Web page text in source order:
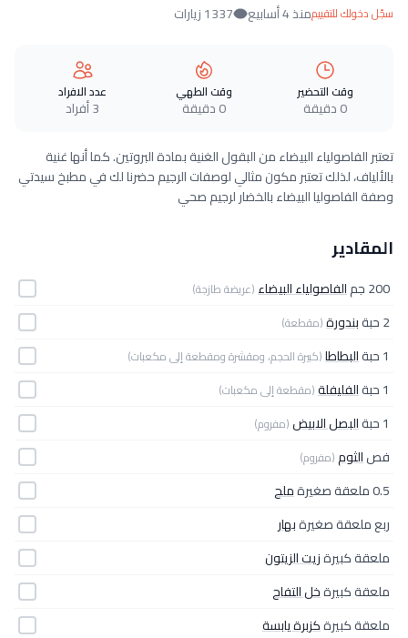
سجّل دخولك للتقييممنذ 4 أسابيع 1337 زيارات
وقت التحضير
0 دقيقة
وقت الطهي
0 دقيقة
عدد الافراد
3 أفراد
تعتبر الفاصولياء البيضاء من البقول الغنية بمادة البروتين. كما أنها غنية
بالألياف، لذلك تعتبر مكون مثالي لوصفات الرجيم حضرنا لك في مطبخ سيدتي
وصفة الفاصوليا البيضاء بالخضار لرجيم صحي
المقادير
200 جم الفاصولياء البيضاء(عريضة طازجة)
2 حبة بندورة(مقطعة)
1 حبة البطاطا(كبيرة الحجم، ومقشرة ومقطعة إلى مكعبات)
1 حبة الفليفلة(مقطعة إلى مكعبات)
1 حبة البصل الابيض(مفروم)
فصالثوم(مفروم)
0.5 ملعقة صغيرة
ملح
ربع ملعقة صغيرةبهار
ملعقة كبيرةزيت الزيتون
ملعقة كبيرةخل التفاح
ملعقة كبيرةكزبرة يابسة